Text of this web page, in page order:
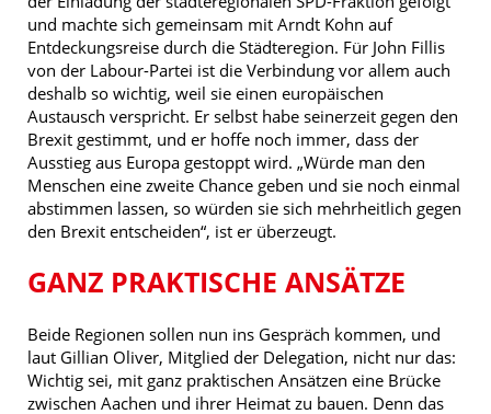
und machte sich gemeinsam mit Arndt Kohn auf
Entdeckungsreise durch die Städteregion. Für John Fillis
von der Labour-Partei ist die Verbindung vor allem auch
deshalb so wichtig, weil sie einen europäischen
Austausch verspricht. Er selbst habe seinerzeit gegen den
Brexit gestimmt, und er hoffe noch immer, dass der
Ausstieg aus Europa gestoppt wird. „Würde man den
Menschen eine zweite Chance geben und sie noch einmal
abstimmen lassen, so würden sie sich mehrheitlich gegen
den Brexit entscheiden“, ist er überzeugt.
GANZ PRAKTISCHE ANSÄTZE
Beide Regionen sollen nun ins Gespräch kommen, und
laut Gillian Oliver, Mitglied der Delegation, nicht nur das:
Wichtig sei, mit ganz praktischen Ansätzen eine Brücke
zwischen Aachen und ihrer Heimat zu bauen. Denn das